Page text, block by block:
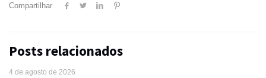
Compartilhar
Posts relacionados
4 de agosto de 2026